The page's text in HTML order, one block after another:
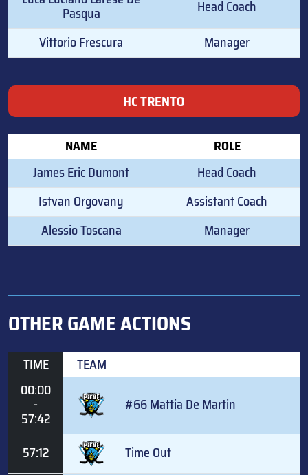
Pasqua
Head Coach
Vittorio Frescura
Manager
HC TRENTO
NAME ROLE
James Eric Dumont
Head Coach
Istvan Orgovany
Assistant Coach
Alessio Toscana
Manager
OTHER GAME ACTIONS
TIME
TEAM
00:00
-
57:42
#66 Mattia De Martin
57:12
Time Out